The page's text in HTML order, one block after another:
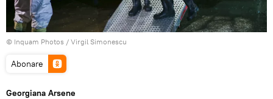
© Inquam Photos / Virgil Simonescu
Abonare
Georgiana Arsene